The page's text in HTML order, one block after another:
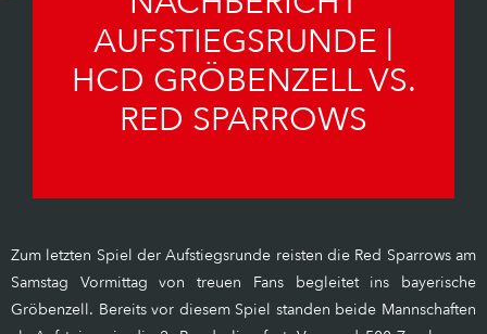
AUFSTIEGSRUNDE |
HCD GRÖBENZELL VS.
RED SPARROWS
Zum letzten Spiel der Aufstiegsrunde reisten die Red Sparrows am
Samstag Vormittag von treuen Fans begleitet ins bayerische
Gröbenzell. Bereits vor diesem Spiel standen beide Mannschaften